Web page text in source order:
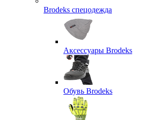
Brodeks спецодежда
Аксессуары Brodeks
Обувь Brodeks